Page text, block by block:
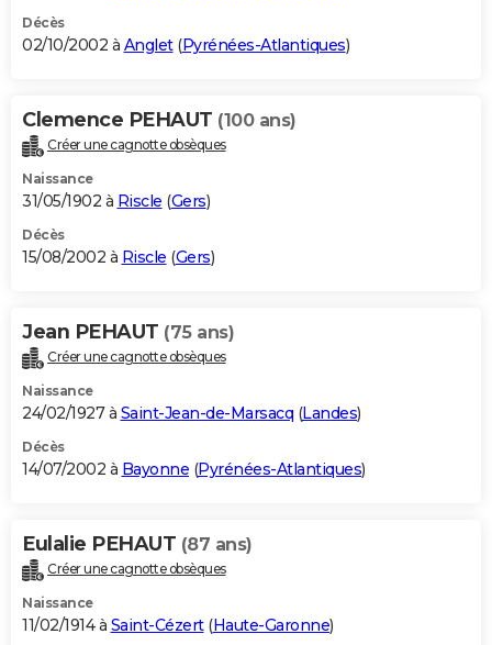
Décès
02/10/2002 à Anglet(Pyrénées-Atlantiques)
Clemence PEHAUT (100 ans)
Créer une cagnotte obsèques
Naissance
31/05/1902 à Riscle (Gers)
Décès
15/08/2002 à Riscle (Gers)
Jean PEHAUT (75 ans)
Créer une cagnotte obsèques
Naissance
24/02/1927 à Saint-Jean-de-Marsacq (Landes)
Décès
14/07/2002 à Bayonne (Pyrénées-Atlantiques)
Eulalie PEHAUT (87 ans)
Créer une cagnotte obsèques
Naissance
11/02/1914 à Saint-Cézert(Haute-Garonne)